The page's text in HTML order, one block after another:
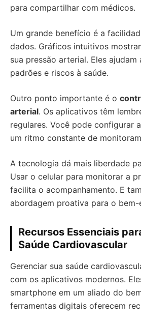
para compartilhar com médicos.
Um grande benefício é a
dados. Gráficos intuitivos
sua pressão arterial. Eles
padrões e riscos à saúde.
Outro ponto importante é o
arterial. Os aplicativos têm
regulares. Você pode configurar
um ritmo constante de
A tecnologia dá mais liberdade
Usar o celular para monitorar a
facilita o acompanhamento. E
abordagem proativa para o
Recursos Essenciais
Saúde Cardiovascular
Gerenciar sua saúde
com os aplicativos modernos.
smartphone em um aliado do
ferramentas digitais oferecem